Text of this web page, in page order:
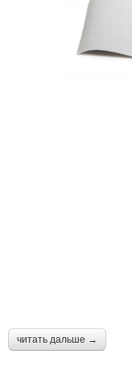
читать дальше →